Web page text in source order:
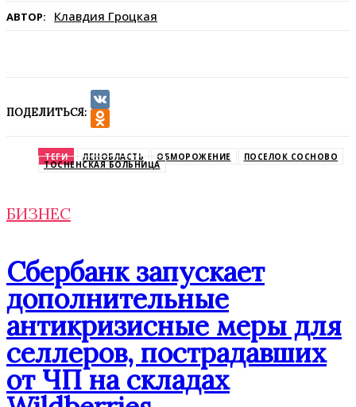
АВТОР: Клавдия Гроцкая
ПОДЕЛИТЬСЯ:
VK
ТЕГИ ЛЕНОБЛАСТЬ ОБМОРОЖЕНИЕ ПОСЕЛОК СОСНОВО
ТОСНЕНСКАЯ БОЛЬНИЦА
БИЗНЕС
Сбербанк запускает
дополнительные
антикризисные меры для
селлеров, пострадавших
от ЧП на складах